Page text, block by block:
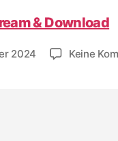
& Download
2024 Keine